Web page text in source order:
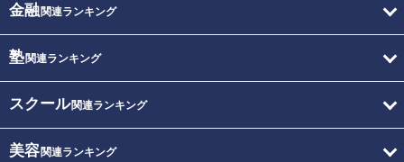
金融関連ランキング
塾関連ランキング
スクール関連ランキング
美容関連ランキング